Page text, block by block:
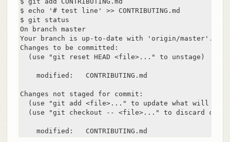
$ echo '# test line' >> CONTRIBUTING.md
$ git status
On branch master
Your branch is up-to-date with 'origin/master'.
Changes to be committed:
  (use "git reset HEAD <file>..." to unstage)
    modified:   CONTRIBUTING.md
Changes not staged for commit:
(use "git add <file>..." to update what will be
(use "git checkout -- <file>..." to discard
    modified:   CONTRIBUTING.md